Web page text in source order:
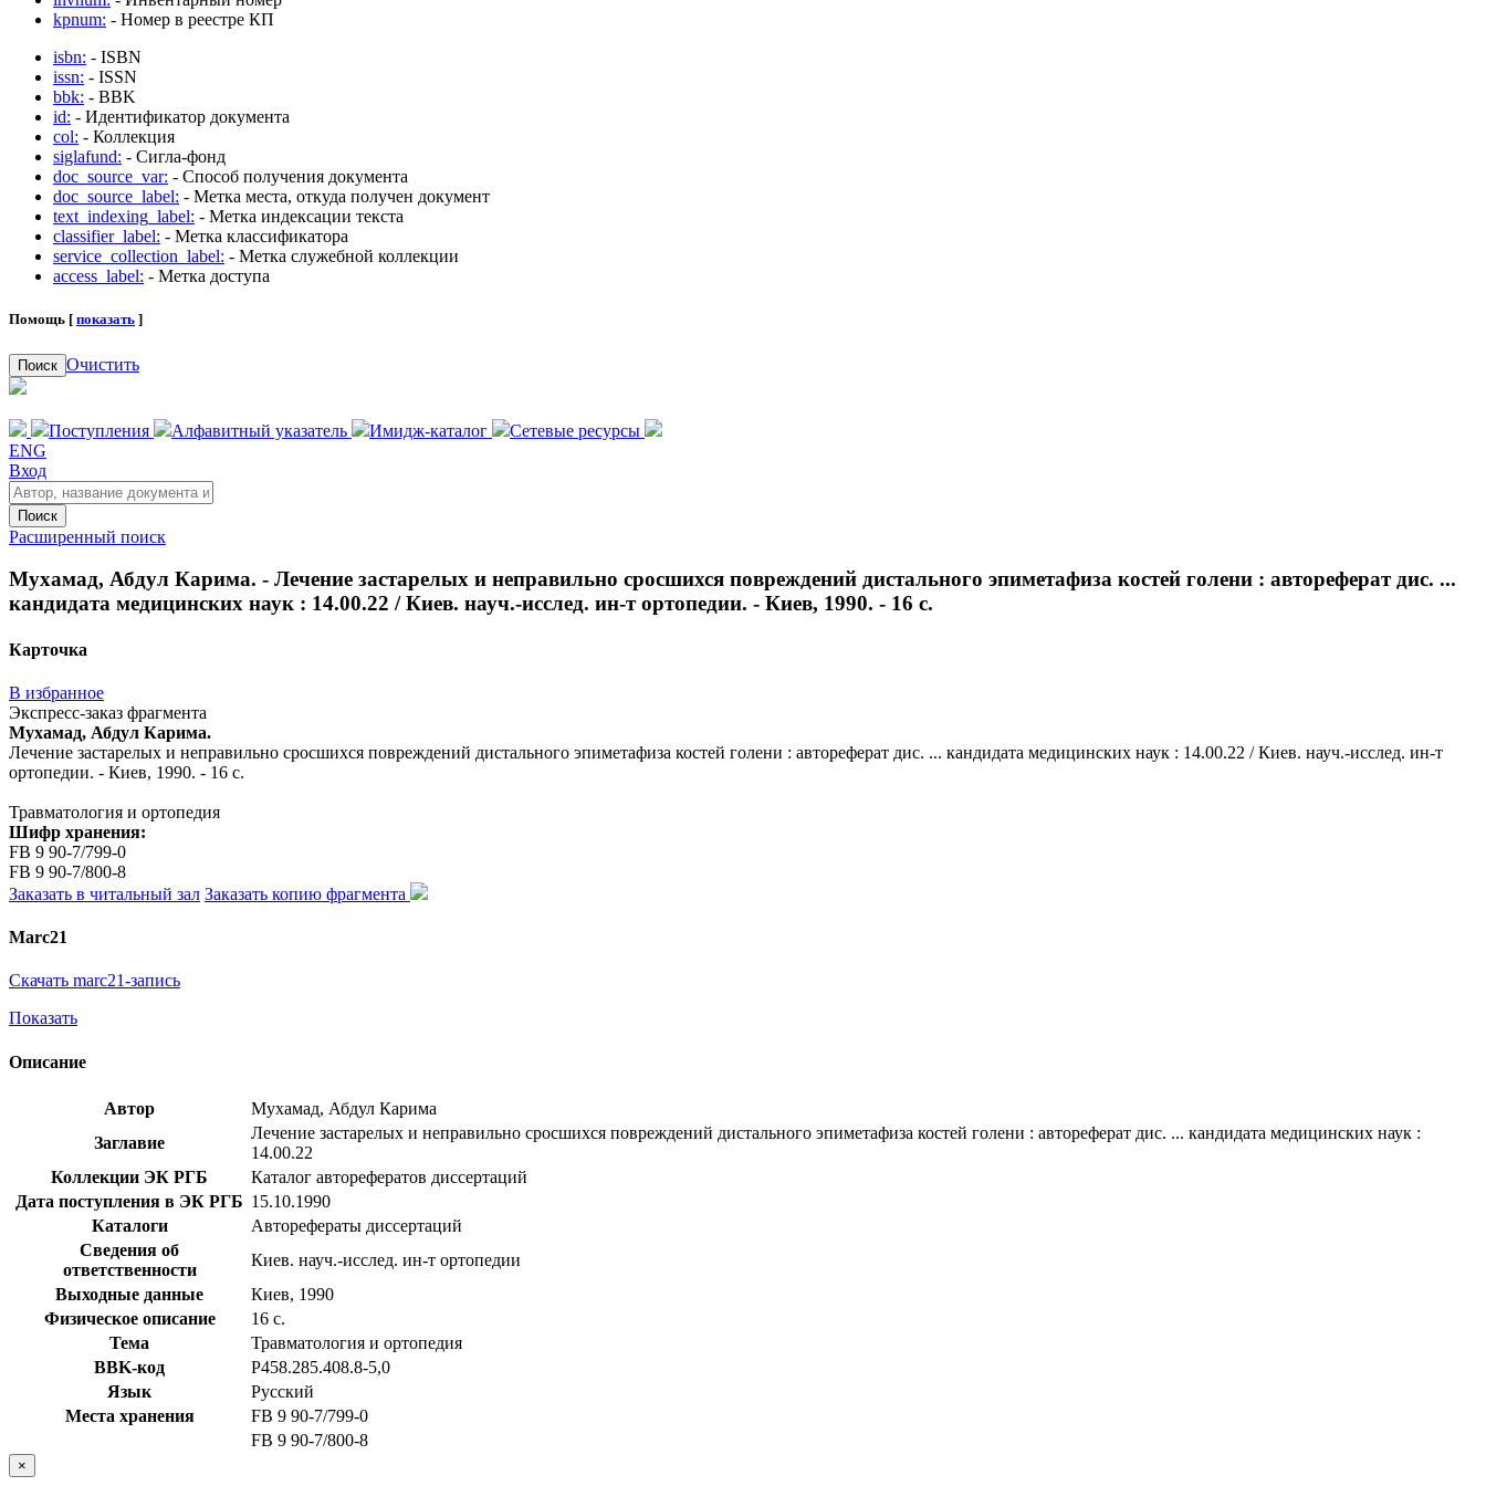
kpnum: - Номер в реестре КП
isbn: - ISBN
issn: - ISSN
bbk: - BBK
id: - Идентификатор документа
col: - Коллекция
siglafund: - Сигла-фонд
doc_source_var: - Способ получения документа
doc_source_label: - Метка места, откуда получен документ
text_indexing_label: - Метка индексации текста
classifier_label: - Метка классификатора
service_collection_label: - Метка служебной коллекции
access_label: - Метка доступа
Помощь [ показать ]
Поиск Очистить
Поступления Алфавитный указатель Имидж-каталог
Сетевые ресурсы
ENG
Вход
Поиск
Расширенный поиск
Мухамад, Абдул Карима. - Лечение застарелых и неправильно сросшихся повреждений дистального эпиметафиза костей голени : автореферат дис. ...
кандидата медицинских наук : 14.00.22 / Киев. науч.-исслед. ин-т ортопедии. - Киев, 1990. - 16 с.
Карточка
В избранное
Экспресс-заказ фрагмента
Мухамад, Абдул Карима.
Лечение застарелых и неправильно сросшихся повреждений дистального эпиметафиза костей голени : автореферат дис. ... кандидата медицинских наук : 14.00.22 / Киев. науч.-исслед. ин-т
ортопедии. - Киев, 1990. - 16 с.
Травматология и ортопедия
Шифр хранения:
FB 9 90-7/799-0
FB 9 90-7/800-8
Заказать в читальный зал Заказать копию фрагмента
Marc21
Скачать marc21-запись
Показать
Описание
Автор
Мухамад, Абдул Карима
Заглавие
Лечение застарелых и неправильно сросшихся повреждений дистального эпиметафиза костей голени : автореферат дис. ... кандидата медицинских наук :
14.00.22
Коллекции ЭК РГБ
Каталог авторефератов диссертаций
Дата поступления в ЭК РГБ 15.10.1990
Каталоги
Авторефераты диссертаций
Сведения об
ответственности
Киев. науч.-исслед. ин-т ортопедии
Выходные данные
Киев, 1990
Физическое описание
16 с.
Тема
Травматология и ортопедия
BBK-код
Р458.285.408.8-5,0
Язык
Русский
Места хранения
FB 9 90-7/799-0
FB 9 90-7/800-8
×